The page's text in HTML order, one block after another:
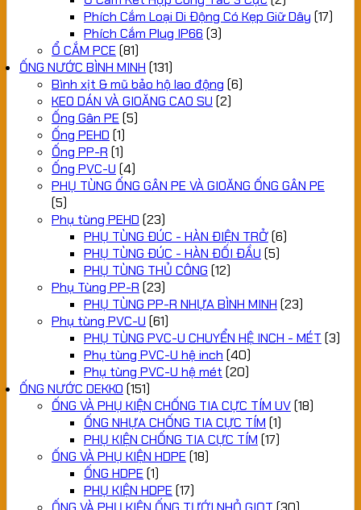
Phích Cắm Loại Di Động Có Kẹp Giữ Dây (17)
Phích Cắm Plug IP66 (3)
Ổ CẮM PCE (81)
ỐNG NƯỚC BÌNH MINH (131)
Bình xịt & mũ bảo hộ lao động (6)
KEO DÁN VÀ GIOĂNG CAO SU (2)
Ống Gân PE (5)
Ống PEHD (1)
Ống PP-R (1)
Ống PVC-U (4)
PHỤ TÙNG ỐNG GÂN PE VÀ GIOĂNG ỐNG GÂN PE
(5)
Phụ tùng PEHD (23)
PHỤ TÙNG ĐÚC - HÀN ĐIỆN TRỞ(6)
PHỤ TÙNG ĐÚC - HÀN ĐỐI ĐẦU (5)
PHỤ TÙNG THỦ CÔNG (12)
Phụ Tùng PP-R (23)
PHỤ TÙNG PP-R NHỰA BÌNH MINH (23)
Phụ tùng PVC-U (61)
PHỤ TÙNG PVC-U CHUYỂN HỆ INCH - MÉT (3)
Phụ tùng PVC-U hệ inch (40)
Phụ tùng PVC-U hệ mét (20)
ỐNG NƯỚC DEKKO (151)
ỐNG VÀ PHỤ KIỆN CHỐNG TIA CỰC TÍM UV(18)
ỐNG NHỰA CHỐNG TIA CỰC TÍM (1)
PHỤ KIỆN CHỐNG TIA CỰC TÍM (17)
ỐNG VÀ PHỤ KIỆN HDPE (18)
ỐNG HDPE (1)
PHỤ KIỆN HDPE (17)